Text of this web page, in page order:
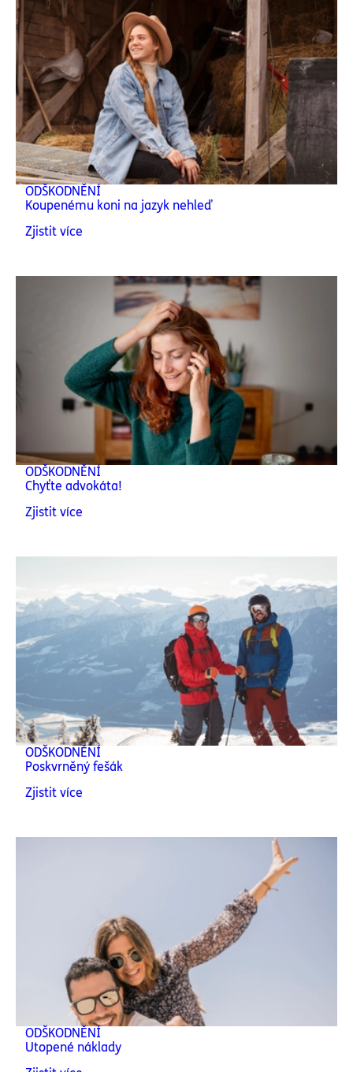
ODŠKODNĚNÍ
Koupenému koni na jazyk nehleď
Zjistit více
ODŠKODNĚNÍ
Chyťte advokáta!
Zjistit více
ODŠKODNĚNÍ
Poskvrněný fešák
Zjistit více
ODŠKODNĚNÍ
Utopené náklady